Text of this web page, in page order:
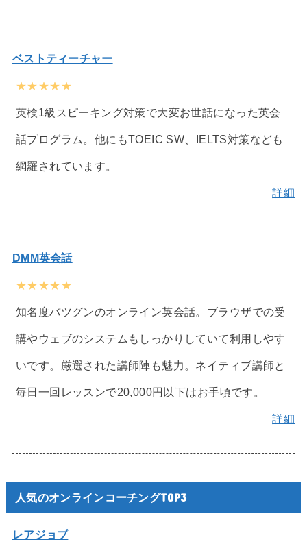
ベストティーチャー
★★★★★
英検1級スピーキング対策で大変お世話になった英会
話プログラム。他にもTOEIC SW、IELTS対策なども
網羅されています。
詳細
DMM英会話
★★★★★
知名度バツグンのオンライン英会話。ブラウザでの受
講やウェブのシステムもしっかりしていて利用しやす
いです。厳選された講師陣も魅力。ネイティブ講師と
毎日一回レッスンで20,000円以下はお手頃です。
詳細
人気のオンラインコーチングTOP3
レアジョブ